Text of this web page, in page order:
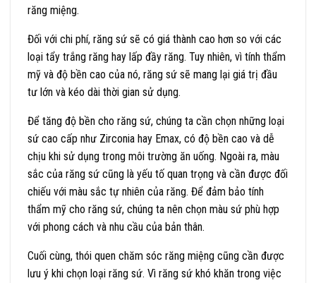
răng miệng.
Đối với chi phí, răng sứ sẽ có giá thành cao hơn so với các
loại tẩy trắng răng hay lấp đầy răng. Tuy nhiên, vì tính thẩm
mỹ và độ bền cao của nó, răng sứ sẽ mang lại giá trị đầu
tư lớn và kéo dài thời gian sử dụng.
Để tăng độ bền cho răng sứ, chúng ta cần chọn những loại
sứ cao cấp như Zirconia hay Emax, có độ bền cao và dễ
chịu khi sử dụng trong môi trường ăn uống. Ngoài ra, màu
sắc của răng sứ cũng là yếu tố quan trọng và cần được đối
chiếu với màu sắc tự nhiên của răng. Để đảm bảo tính
thẩm mỹ cho răng sứ, chúng ta nên chọn màu sứ phù hợp
với phong cách và nhu cầu của bản thân.
Cuối cùng, thói quen chăm sóc răng miệng cũng cần được
lưu ý khi chọn loại răng sứ. Vì răng sứ khó khăn trong việc